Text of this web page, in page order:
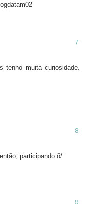
tenho muita curiosidade.
participando õ/